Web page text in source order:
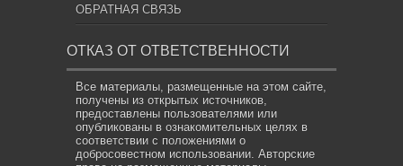
ОБРАТНАЯ СВЯЗЬ
ОТКАЗ ОТ ОТВЕТСТВЕННОСТИ
Все материалы, размещенные на этом сайте,
получены из открытых источников,
предоставлены пользователями или
опубликованы в ознакомительных целях в
соответствии с положениями о
добросовестном использовании. Авторские